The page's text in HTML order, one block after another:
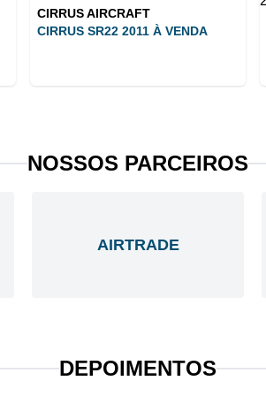
CIRRUS AIRCRAFT
CIRRUS SR22 2011 À VENDA
NOSSOS PARCEIROS
AIRTRADE
DEPOIMENTOS